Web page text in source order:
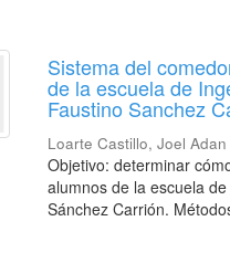
Sistema del
de la escuela de
Faustino Sanchez
Loarte Castillo, Joel Adan
Objetivo: determinar
alumnos de la escuela
Sánchez Carrión.